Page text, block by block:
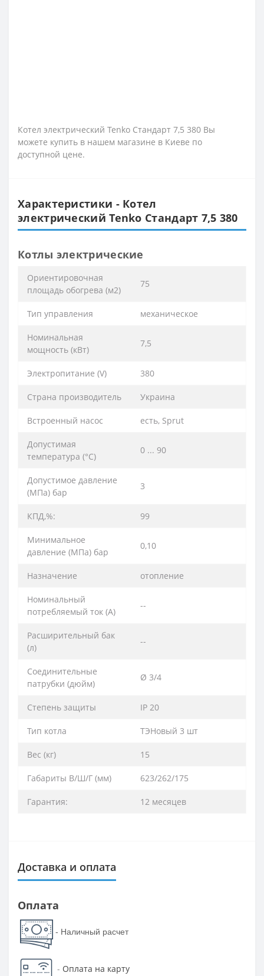
Котел электрический Tenko Стандарт 7,5 380 Вы
можете купить в нашем магазине в Киеве по
доступной цене.
Характеристики - Котел
электрический Tenko Стандарт 7,5 380
Котлы электрические
Ориентировочная
площадь обогрева (м2)
75
Тип управления механическое
Номинальная
мощность (кВт)
7,5
Электропитание (V) 380
Страна производитель Украина
Встроенный насос есть, Sprut
Допустимая
температура (°C)
0 ... 90
Допустимое давление
(МПа) бар
3
КПД,%: 99
Минимальное
давление (МПа) бар
0,10
Назначение отопление
Номинальный
потребляемый ток (A)
--
Расширительный бак
(л)
--
Соединительные
патрубки (дюйм)
Ø 3/4
Степень защиты IP 20
Тип котла ТЭНовый 3 шт
Вес (кг) 15
Габариты В/Ш/Г (мм) 623/262/175
Гарантия: 12 месяцев
Доставка и оплата
Оплата
- Наличный расчет
- Оплата на карту